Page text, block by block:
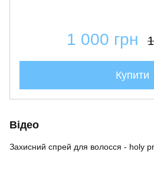
1 000 грн
Купити
Відео
Захисний спрей для волосся - holy